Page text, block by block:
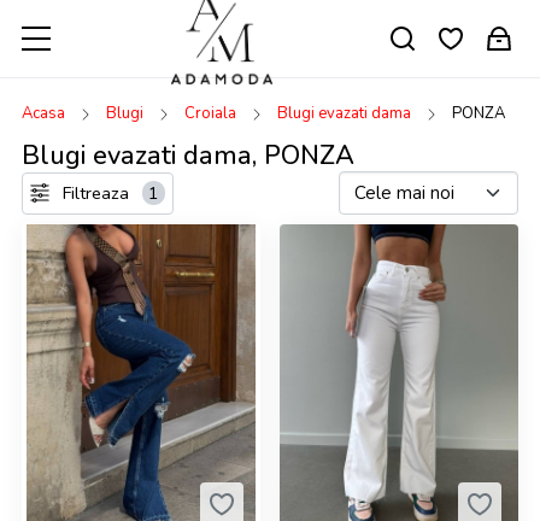
Acasa Blugi Croiala Blugi evazati dama PONZA
Blugi evazati dama, PONZA
Filtreaza 1